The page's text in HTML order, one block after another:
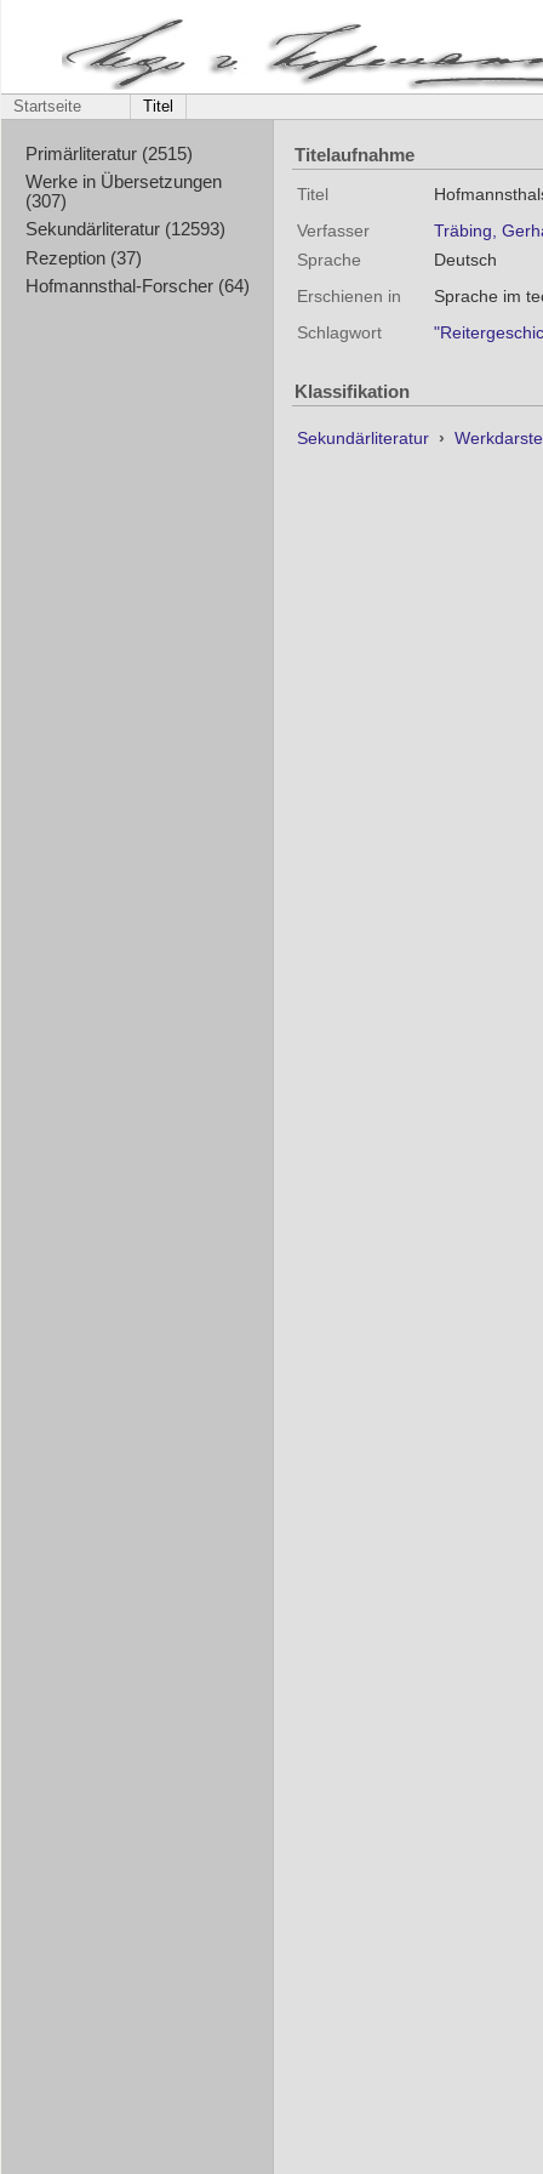
Startseite Titel
Primärliteratur (2515)
Werke in Übersetzungen
(307)
Sekundärliteratur (12593)
Rezeption (37)
Hofmannsthal-Forscher (64)
Titelaufnahme
Titel
Verfasser
Träbing,
Sprache
Deutsch
Erschienen in
Sprache im
Schlagwort
Klassifikation
Sekundärliteratur ›